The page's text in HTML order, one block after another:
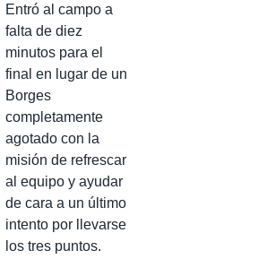
Entró al campo a
falta de diez
minutos para el
final en lugar de un
Borges
completamente
agotado con la
misión de refrescar
al equipo y ayudar
de cara a un último
intento por llevarse
los tres puntos.